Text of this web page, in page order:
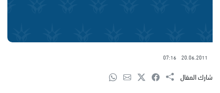
20.06.2011
07:16
شارك المقال